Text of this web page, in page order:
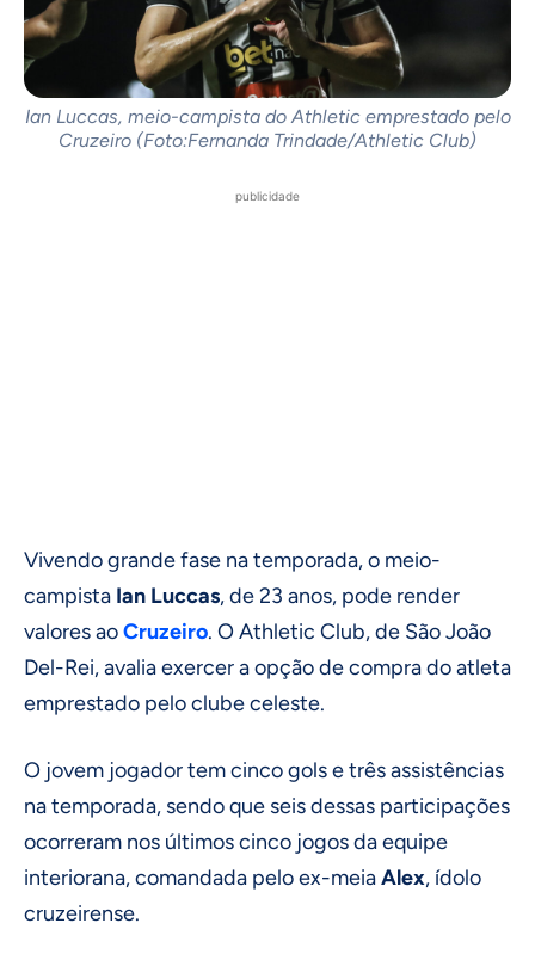
Ian Luccas, meio-campista do Athletic emprestado pelo
Cruzeiro (Foto:Fernanda Trindade/Athletic Club)
publicidade
Vivendo grande fase na temporada, o meio-
campista Ian Luccas, de 23 anos, pode render
valores aoCruzeiro. O Athletic Club, de São João
Del-Rei, avalia exercer a opção de compra do atleta
emprestado pelo clube celeste.
O jovem jogador tem cinco gols e três assistências
na temporada, sendo que seis dessas participações
ocorreram nos últimos cinco jogos da equipe
interiorana, comandada pelo ex-meiaAlex, ídolo
cruzeirense.